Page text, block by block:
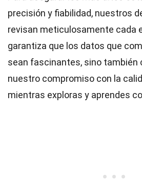
precisión y fiabilidad, nuestros
revisan meticulosamente cada
garantiza que los datos que
sean fascinantes, sino también
nuestro compromiso con la
mientras exploras y aprendes